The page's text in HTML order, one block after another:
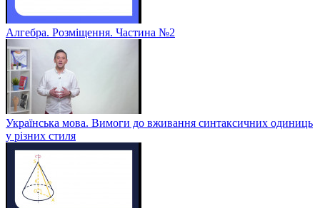
Алгебра. Розміщення. Частина №2
Українська мова. Вимоги до вживання синтаксичних одиниць
у різних стиля